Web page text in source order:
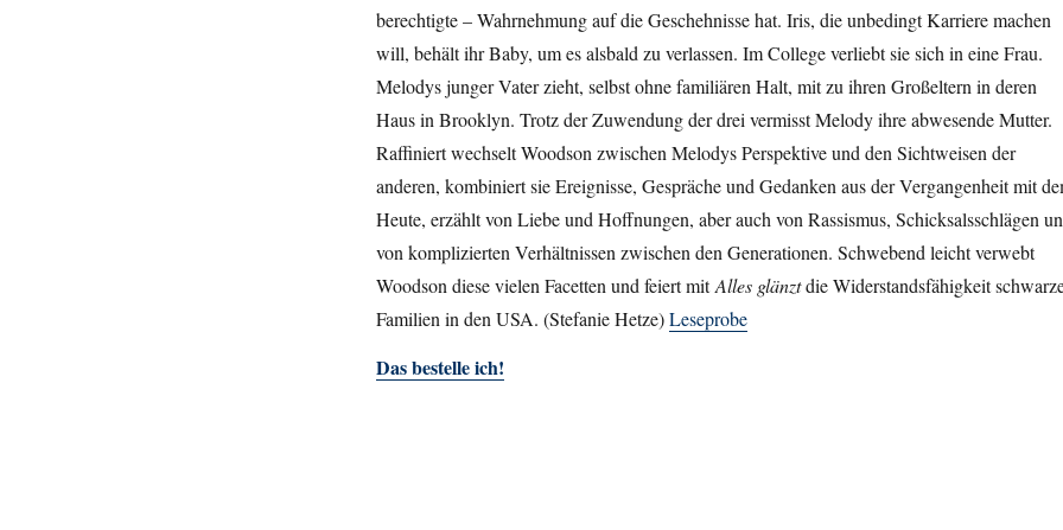
berechtigte – Wahrnehmung auf die Geschehnisse hat. Iris, die unbedingt Karriere machen
will, behält ihr Baby, um es alsbald zu verlassen. Im College verliebt sie sich in eine Frau.
Melodys junger Vater zieht, selbst ohne familiären Halt, mit zu ihren Großeltern in deren
Haus in Brooklyn. Trotz der Zuwendung der drei vermisst Melody ihre abwesende Mutter.
Raffiniert wechselt Woodson zwischen Melodys Perspektive und den Sichtweisen der
anderen, kombiniert sie Ereignisse, Gespräche und Gedanken aus der Vergangenheit mit
Heute, erzählt von Liebe und Hoffnungen, aber auch von Rassismus, Schicksalsschlägen
von komplizierten Verhältnissen zwischen den Generationen. Schwebend leicht verwebt
Woodson diese vielen Facetten und feiert mitAlles glänztdie Widerstandsfähigkeit
Familien in den USA. (Stefanie Hetze)Leseprobe
Das bestelle ich!